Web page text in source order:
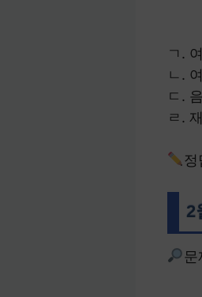
ㄱ.
ㄴ.
ㄷ.
ㄹ.
정
2
문